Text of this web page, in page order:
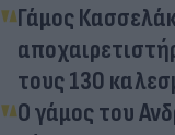
Γάμος
τους 130
Ο γάμος του